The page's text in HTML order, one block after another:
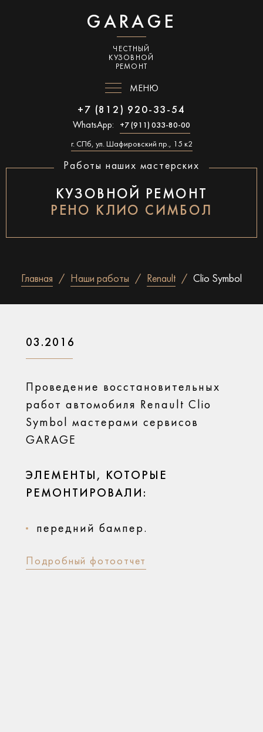
GARAGE
ЧЕСТНЫЙ
КУЗОВНОЙ
РЕМОНТ
МЕНЮ
+7 (812) 920-33-54
WhatsApp: +7 (911) 033-80-00
г. СПб, ул. Шафировский пр., 15 к2
Работы наших мастерских
КУЗОВНОЙ РЕМОНТ
РЕНО КЛИО СИМБОЛ
Главная Наши работы Renault Clio Symbol
03.2016
Проведение восстановительных
работ автомобиля Renault Clio
Symbol мастерами сервисов
GARAGE
ЭЛЕМЕНТЫ, КОТОРЫЕ
РЕМОНТИРОВАЛИ:
передний бампер.
Подробный фотоотчет